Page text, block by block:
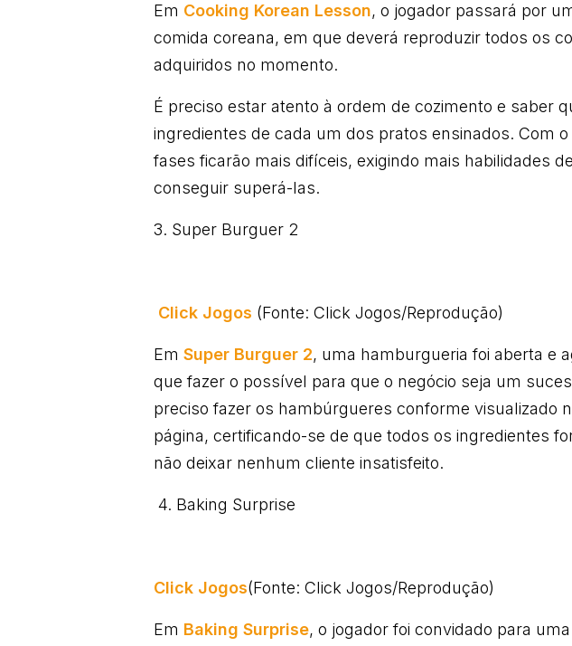
Em Cooking Korean Lesson, o jogador passará por
comida coreana, em que deverá reproduzir todos os
adquiridos no momento.
É preciso estar atento à ordem de cozimento e saber
ingredientes de cada um dos pratos ensinados. Com
fases ficarão mais difíceis, exigindo mais habilidades
conseguir superá-las.
3. Super Burguer 2
Click Jogos (Fonte: Click Jogos/Reprodução)
EmSuper Burguer 2, uma hamburgueria foi aberta e
que fazer o possível para que o negócio seja um
preciso fazer os hambúrgueres conforme visualizado
página, certificando-se de que todos os ingredientes
não deixar nenhum cliente insatisfeito.
4. Baking Surprise
Click Jogos(Fonte: Click Jogos/Reprodução)
Em Baking Surprise, o jogador foi convidado para